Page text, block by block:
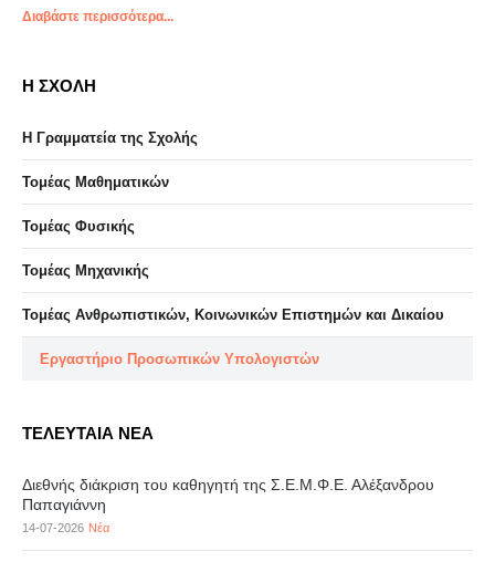
Διαβάστε περισσότερα...
Η ΣΧΟΛΗ
Η Γραμματεία της Σχολής
Τομέας Μαθηματικών
Τομέας Φυσικής
Τομέας Μηχανικής
Τομέας Ανθρωπιστικών, Κοινωνικών Επιστημών και Δικαίου
Eργαστήριo Προσωπικών Υπολογιστών
ΤΕΛΕΥΤΑΙΑ ΝΕΑ
Διεθνής διάκριση του καθηγητή της Σ.Ε.Μ.Φ.Ε. Αλέξανδρου
Παπαγιάννη
14-07-2026 Νέα